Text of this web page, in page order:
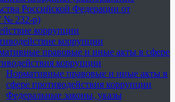
Российской Федерации от
№ 232-р)
коррупции
коррупции
правовые и иные акты в сфере
коррупции
Нормативные правовые и иные акты в
сфере противодействия коррупции
Федеральные законы, указы